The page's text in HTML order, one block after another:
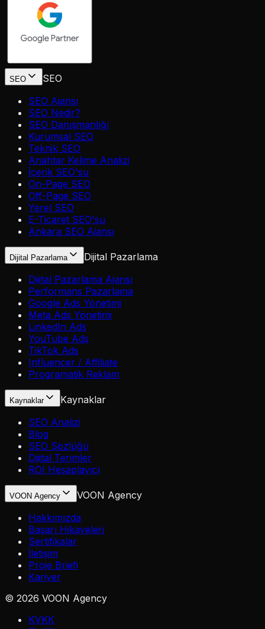
SEO
SEO
SEO Ajansı
SEO Nedir?
SEO Danışmanlığı
Kurumsal SEO
Teknik SEO
Anahtar Kelime Analizi
İçerik SEO'su
On-Page SEO
Off-Page SEO
Yerel SEO
E-Ticaret SEO'su
Ankara SEO Ajansı
Dijital Pazarlama
Dijital Pazarlama
Dijital Pazarlama Ajansı
Performans Pazarlama
Google Ads Yönetimi
Meta Ads Yönetimi
LinkedIn Ads
YouTube Ads
TikTok Ads
Influencer / Affiliate
Programatik Reklam
Kaynaklar
Kaynaklar
SEO Analizi
Blog
SEO Sözlüğü
Dijital Terimler
ROI Hesaplayıcı
VOON Agency
VOON Agency
Hakkımızda
Başarı Hikayeleri
Sertifikalar
İletişim
Proje Briefi
Kariyer
© 2026 VOON Agency
KVKK